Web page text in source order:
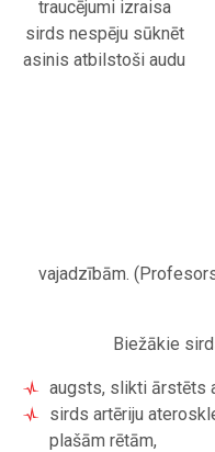
traucējumi izraisa
sirds nespēju sūknēt
asinis atbilstoši audu
vajadzībām.
Biežākie
augsts, slikti ārstēts
sirds artēriju
plašām rētām,